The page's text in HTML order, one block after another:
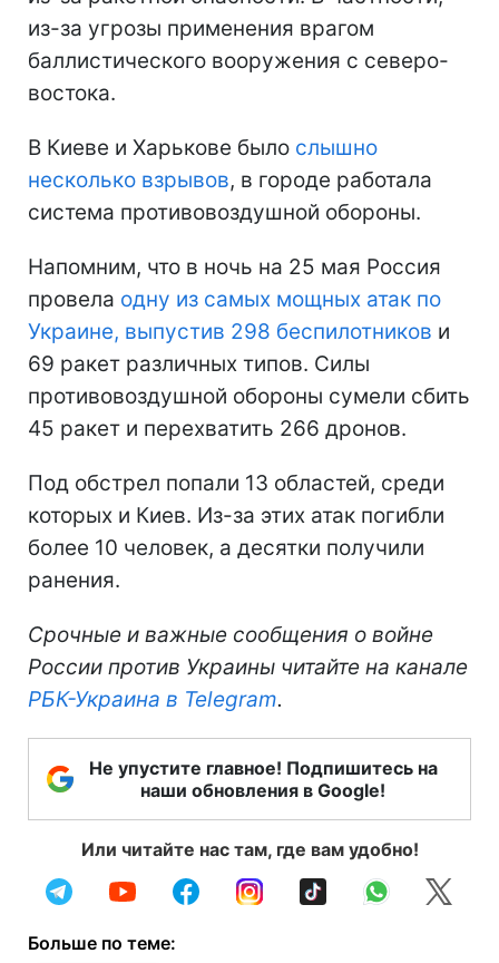
из-за угрозы применения врагом
баллистического вооружения с северо-
востока.
В Киеве и Харькове было слышно
несколько взрывов, в городе работала
система противовоздушной обороны.
Напомним, что в ночь на 25 мая Россия
провела одну из самых мощных атак по
Украине, выпустив 298 беспилотников и
69 ракет различных типов. Силы
противовоздушной обороны сумели сбить
45 ракет и перехватить 266 дронов.
Под обстрел попали 13 областей, среди
которых и Киев. Из-за этих атак погибли
более 10 человек, а десятки получили
ранения.
Срочные и важные сообщения о войне
России против Украины читайте на канале
РБК-Украина в Telegram.
Не упустите главное! Подпишитесь на
наши обновления в Google!
Или читайте нас там, где вам удобно!
Больше по теме: